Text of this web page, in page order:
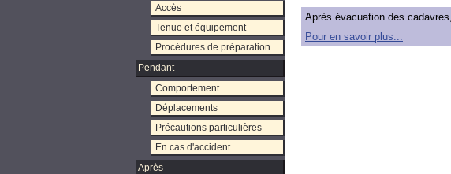
Accès
Tenue et équipement
Procédures de préparation
Pendant
Comportement
Déplacements
Précautions particulières
En cas d'accident
Après
Après évacuation des
Pour en savoir plus...